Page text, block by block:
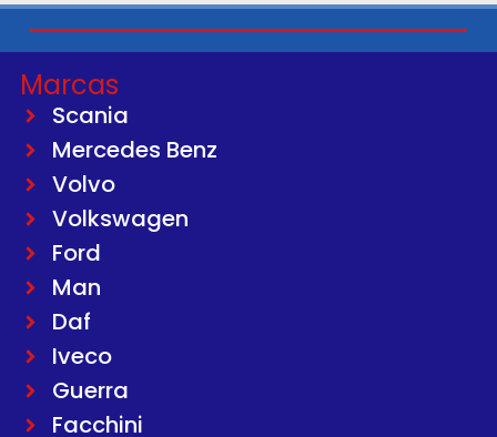
Marcas
Scania
Mercedes Benz
Volvo
Volkswagen
Ford
Man
Daf
Iveco
Guerra
Facchini